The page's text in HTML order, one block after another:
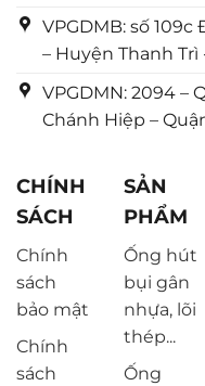
VPGDMB: số
– Huyện Thanh Trì
VPGDMN: 2094 –
Chánh Hiệp –
CHÍNH
SÁCH
Chính
sách
bảo mật
Chính
sách
SẢN
PHẨM
Ống hút
bụi gân
nhựa, lõi
thép...
Ống